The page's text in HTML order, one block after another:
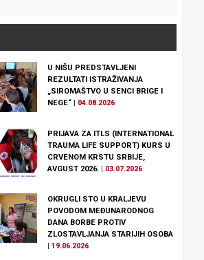
U NIŠU PREDSTAVLJENI
REZULTATI ISTRAŽIVANJA
„SIROMAŠTVO U SENCI BRIGE I
NEGE“
04.08.2026
PRIJAVA ZA ITLS (INTERNATIONAL
TRAUMA LIFE SUPPORT) KURS U
CRVENOM KRSTU SRBIJE,
AVGUST 2026. | 03.07.2026
OKRUGLI STO U KRALJEVU
POVODOM MEĐUNARODNOG
DANA BORBE PROTIV
ZLOSTAVLJANJA STARIJIH OSOBA
|19.06.2026